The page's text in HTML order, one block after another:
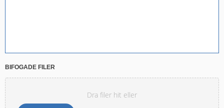
BIFOGADE FILER
Dra filer hit eller